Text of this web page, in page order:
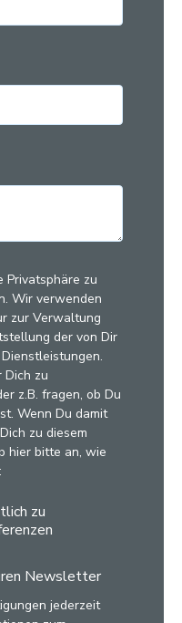
Privatsphäre zu
Wir verwenden
zur Verwaltung
der von Dir
zu
z.B. fragen, ob Du
Wenn Du damit
zu diesem
hier bitte an, wie
zu
Newsletter
jederzeit